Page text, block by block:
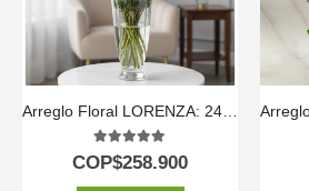
5.00out of 5
COP$258.900